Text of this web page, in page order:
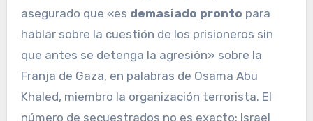
asegurado que «es demasiado pronto para
hablar sobre la cuestión de los prisioneros sin
que antes se detenga la agresión» sobre la
Franja de Gaza, en palabras de Osama Abu
Khaled, miembro la organización terrorista. El
número de secuestrados no es exacto: Israel